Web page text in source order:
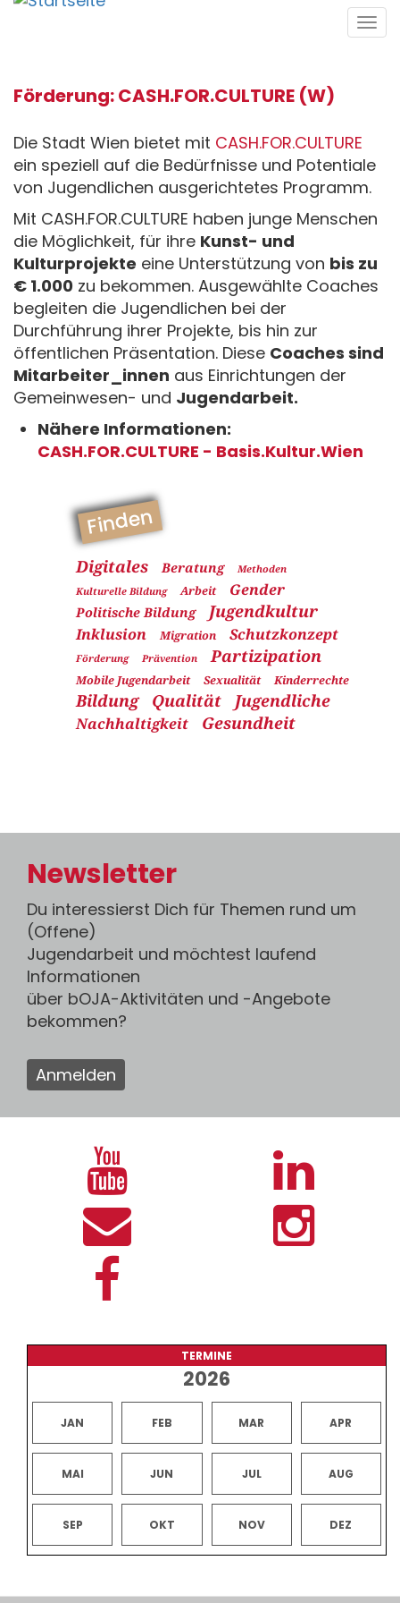
Direkt
Förderung: CASH.FOR.CULTURE (W)
Die Stadt Wien bietet mit CASH.FOR.CULTURE
ein speziell auf die Bedürfnisse und Potentiale
von Jugendlichen ausgerichtetes Programm.
Mit CASH.FOR.CULTURE haben junge Menschen
die Möglichkeit, für ihre Kunst- und
Kulturprojekte eine Unterstützung von bis zu
€ 1.000 zu bekommen. Ausgewählte Coaches
begleiten die Jugendlichen bei der
Durchführung ihrer Projekte, bis hin zur
öffentlichen Präsentation. Diese Coaches sind
Mitarbeiter_innen aus Einrichtungen der
Gemeinwesen- und Jugendarbeit.
Nähere Informationen:
CASH.FOR.CULTURE - Basis.Kultur.Wien
Finden
Digitales Beratung
Methoden
Kulturelle Bildung
Arbeit Gender
Politische Bildung Jugendkultur
Inklusion Migration Schutzkonzept
Förderung Prävention Partizipation
Mobile Jugendarbeit Sexualität Kinderrechte
Bildung Qualität Jugendliche
Nachhaltigkeit Gesundheit
Newsletter
Du interessierst Dich für Themen rund um
(Offene)
Jugendarbeit und möchtest laufend
Informationen
über bOJA-Aktivitäten und -Angebote
bekommen?
Anmelden
TERMINE
2026
JAN FEB MAR APR
MAI JUN JUL AUG
SEP OKT NOV DEZ